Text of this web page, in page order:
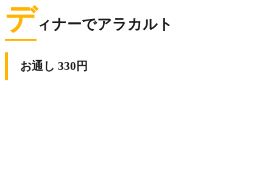
ディナーでアラカルト
お通し 330円